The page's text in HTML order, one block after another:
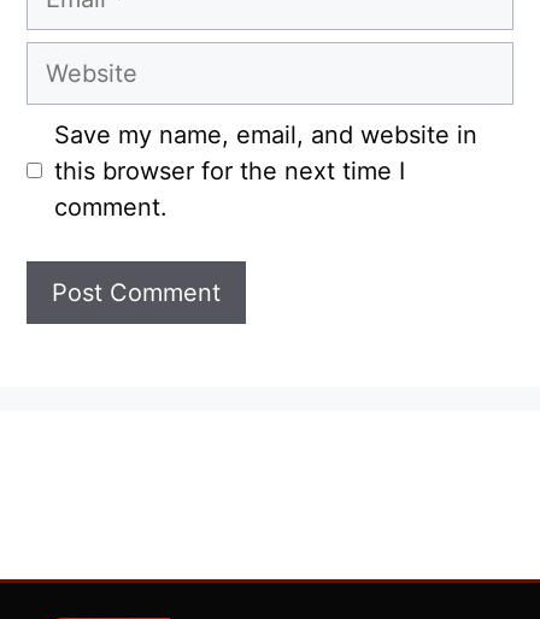
Website
Save my name, email, and website in
this browser for the next time I
comment.